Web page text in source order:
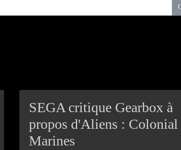
SEGA critique Gearbox à
propos d'Aliens : Colonial
Marines